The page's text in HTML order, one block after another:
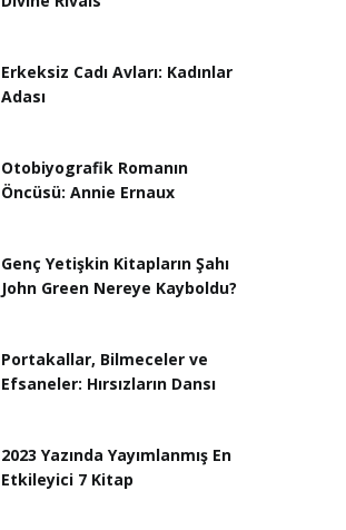
Erkeksiz Cadı Avları: Kadınlar
Adası
Otobiyografik Romanın
Öncüsü: Annie Ernaux
Genç Yetişkin Kitapların Şahı
John Green Nereye Kayboldu?
Portakallar, Bilmeceler ve
Efsaneler: Hırsızların Dansı
2023 Yazında Yayımlanmış En
Etkileyici 7 Kitap